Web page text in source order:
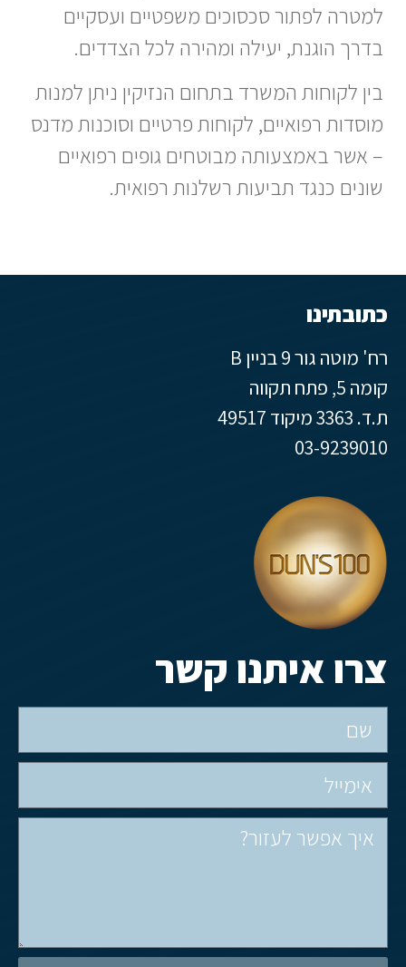
למטרה לפתור סכסוכים משפטיים ועסקיים
בדרך הוגנת, יעילה ומהירה לכל הצדדים.
בין לקוחות המשרד בתחום הנזיקין ניתן למנות
מוסדות רפואיים, לקוחות פרטיים וסוכנות מדנס
– אשר באמצעותה מבוטחים גופים רפואיים
שונים כנגד תביעות רשלנות רפואית.
כתובתינו
רח' מוטה גור 9 בניין B
קומה 5, פתח תקווה
ת.ד. 3363 מיקוד 49517
03-9239010
צרו איתנו קשר